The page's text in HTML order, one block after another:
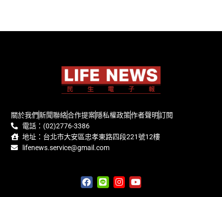
關於我們新聞聯絡合作提案隱私權政策作者聲明訂閱
電話：(02)2776-3386
地址：台北市大安區忠孝東路四段221號12樓
lifenews.service@gmail.com